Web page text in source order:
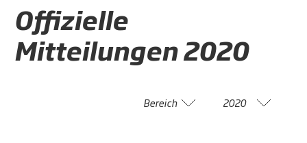
Offizielle
Mitteilungen2020
Bereich 2020